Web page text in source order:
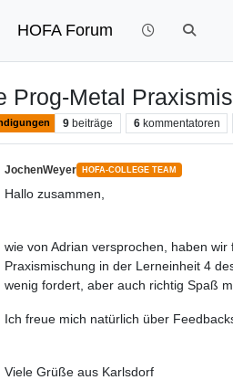
HOFA Forum
Prog-Metal
9 beiträge 6 kommentatoren
JochenWeyer HOFA-COLLEGE TEAM
Hallo zusammen,
wie von Adrian versprochen, haben
Praxismischung in der Lerneinheit 4
wenig fordert, aber auch richtig Spaß
Ich freue mich natürlich über
Viele Grüße aus Karlsdorf